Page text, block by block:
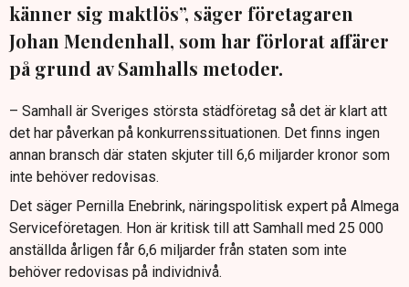
känner sig maktlös”, säger företagaren
Johan Mendenhall, som har förlorat affärer
på grund av Samhalls metoder.
– Samhall är Sveriges största städföretag så det är klart att
det har påverkan på konkurrenssituationen. Det finns ingen
annan bransch där staten skjuter till 6,6 miljarder kronor som
inte behöver redovisas.
Det säger Pernilla Enebrink, näringspolitisk expert på Almega
Serviceföretagen. Hon är kritisk till att Samhall med 25 000
anställda årligen får 6,6 miljarder från staten som inte
behöver redovisas på individnivå.